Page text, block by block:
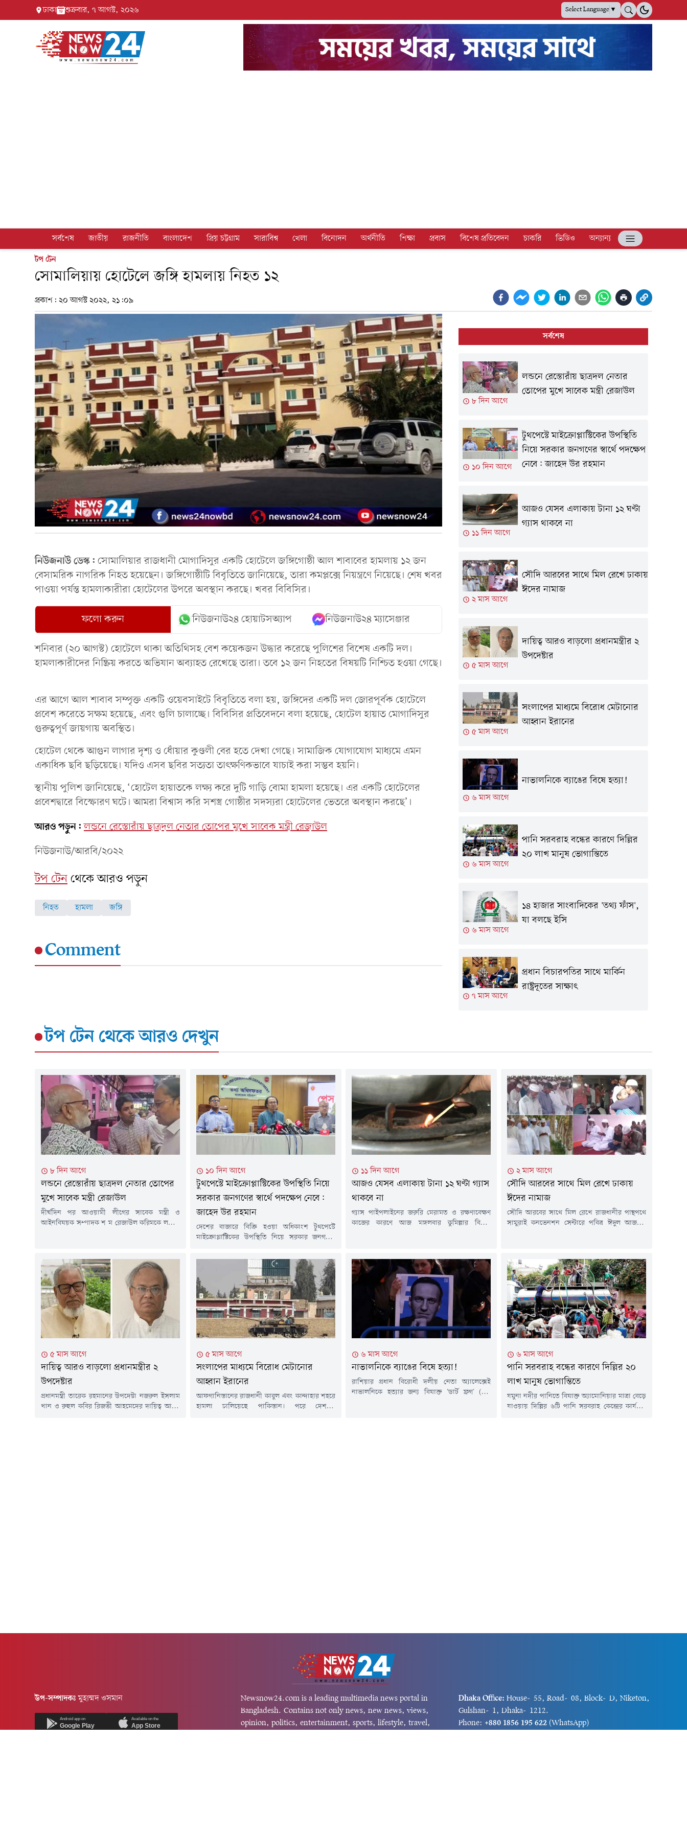
ঢাকা শুক্রবার, ৭ আগস্ট, ২০২৬ Select Language▼
সর্বশেষ জাতীয় রাজনীতি বাংলাদেশ প্রিয় চট্টগ্রাম সারাবিশ্ব খেলা বিনোদন অর্থনীতি শিক্ষা প্রবাস বিশেষ প্রতিবেদন চাকরি ভিডিও
অন্যান্য
টপ টেন
সোমালিয়ায় হোটেলে জঙ্গি হামলায় নিহত ১২
প্রকাশ: ২০ আগস্ট ২০২২, ২১:০৯
নিউজনাউ ডেস্ক: সোমালিয়ার রাজধানী মোগাদিসুর একটি হোটেলে জঙ্গিগোষ্ঠী আল শাবাবের হামলায় ১২ জন
বেসামরিক নাগরিক নিহত হয়েছেন। জঙ্গিগোষ্ঠীটি বিবৃতিতে জানিয়েছে, তারা কমপ্লক্সে নিয়ন্ত্রণে নিয়েছে। শেষ খবর
পাওয়া পর্যন্ত হামলাকারীরা হোটেলের উপরে অবস্থান করছে। খবর বিবিসির।
ফলো করুন নিউজনাউ২৪ হোয়াটসঅ্যাপ নিউজনাউ২৪ ম্যাসেঞ্জার
শনিবার (২০ আগস্ট) হোটেলে থাকা অতিথিসহ বেশ কয়েকজন উদ্ধার করেছে পুলিশের বিশেষ একটি দল।
হামলাকারীদের নিষ্ক্রিয় করতে অভিযান অব্যাহত রেখেছে তারা। তবে ১২ জন নিহতের বিষয়টি নিশ্চিত হওয়া গেছে।
এর আগে আল শাবাব সম্পৃক্ত একটি ওয়েবসাইটে বিবৃতিতে বলা হয়, জঙ্গিদের একটি দল জোরপূর্বক হোটেলে
প্রবেশ করেতে সক্ষম হয়েছে, এবং গুলি চালাচ্ছে। বিবিসির প্রতিবেদনে বলা হয়েছে, হোটেল হায়াত মোগাদিসুর
গুরুত্বপূর্ণ জায়গায় অবস্থিত।
হোটেল থেকে আগুন লাগার দৃশ্য ও ধোঁয়ার কুণ্ডলী বের হতে দেখা গেছে। সামাজিক যোগাযোগ মাধ্যমে এমন
একাধিক ছবি ছড়িয়েছে। যদিও এসব ছবির সত্যতা তাৎক্ষণিকভাবে যাচাই করা সম্ভব হয়নি।
স্থানীয় পুলিশ জানিয়েছে, ‘হোটেল হায়াতকে লক্ষ্য করে দুটি গাড়ি বোমা হামলা হয়েছে। এর একটি হোটেলের
প্রবেশদ্বারে বিস্ফোরণ ঘটে। আমরা বিশ্বাস করি সশস্ত্র গোষ্ঠীর সদস্যরা হোটেলের ভেতরে অবস্থান করছে’।
আরও পড়ুন: লন্ডনে রেস্তোরাঁয় ছাত্রদল নেতার তোপের মুখে সাবেক মন্ত্রী রেজাউল
নিউজনাউ/আরবি/২০২২
টপ টেনথেকে আরও পড়ুন
নিহত হামলা জঙ্গি
Comment
সর্বশেষ
৮ দিন আগে
লন্ডনে রেস্তোরাঁয় ছাত্রদল নেতার
তোপের মুখে সাবেক মন্ত্রী রেজাউল
১০ দিন আগে
টুথপেস্টে মাইক্রোপ্লাস্টিকের উপস্থিতি
নিয়ে সরকার জনগণের স্বার্থে পদক্ষেপ
নেবে: জাহেদ উর রহমান
১১ দিন আগে
আজও যেসব এলাকায় টানা ১২ ঘণ্টা
গ্যাস থাকবে না
২ মাস আগে
সৌদি আরবের সাথে মিল রেখে ঢাকায়
ঈদের নামাজ
৫ মাস আগে
দায়িত্ব আরও বাড়লো প্রধানমন্ত্রীর ২
উপদেষ্টার
৫ মাস আগে
সংলাপের মাধ্যমে বিরোধ মেটানোর
আহ্বান ইরানের
৬ মাস আগে
নাভালনিকে ব্যাঙের বিষে হত্যা!
৬ মাস আগে
পানি সরবরাহ বন্ধের কারণে দিল্লির
২০ লাখ মানুষ ভোগান্তিতে
৬ মাস আগে
১৪ হাজার সাংবাদিকের 'তথ্য ফাঁস',
যা বলছে ইসি
৭ মাস আগে
প্রধান বিচারপতির সাথে মার্কিন
রাষ্ট্রদূতের সাক্ষাৎ
টপ টেনথেকে আরও দেখুন
৮ দিন আগে
লন্ডনে রেস্তোরাঁয় ছাত্রদল নেতার তোপের
মুখে সাবেক মন্ত্রী রেজাউল
দীর্ঘদিন পর আওয়ামী লীগের সাবেক মন্ত্রী ও
আইনবিষয়ক সম্পাদক শ ম রেজাউল করিমকে লন্ডনে
রেজাউল করিম। এক ছাত্রদল নেতা তাকে উদ্দেশ করে
বলতে থাকেন, ১৭ বছর ধরে...
১০ দিন আগে
টুথপেস্টে মাইক্রোপ্লাস্টিকের উপস্থিতি নিয়ে
সরকার জনগণের স্বার্থে পদক্ষেপ নেবে:
জাহেদ উর রহমান
দেশের বাজারে বিক্রি হওয়া অধিকাংশ টুথপেস্টে
মাইক্রোপ্লাস্টিকের উপস্থিতি নিয়ে সরকার জনগণের
তথ্য ও সম্প্রচার উপদেষ্টা জাহেদ উর রহমান।মঙ্গলবার
(২৮ জুলাই) সচিবালয়ে সরকারের সাম্প্রতিক
কর্মকাণ্ডের তথ্য জানাতে আয়োজিত নিয়মিত সংবাদ
সম্মেলনে এক প্রশ্নের জবাবে এ কথা জানান তিনি।
দেশের বাজারে বিক্রি হওয়া বেশিরভাগ টুথপেস্টেই
মাইক্রোপ্লাস্টিকের উপস্থিতি...
১১ দিন আগে
আজও যেসব এলাকায় টানা ১২ ঘণ্টা গ্যাস
থাকবে না
গ্যাস পাইপলাইনের জরুরি মেরামত ও রক্ষণাবেক্ষণ
কাজের কারণে আজ মঙ্গলবার কুমিল্লার বিভিন্ন
ডিস্ট্রিবিউশন কোম্পানি লিমিটেডের আওতাধীন
এলাকায় পর্যায়ক্রমে এ রক্ষণাবেক্ষণ কাজ পরিচালিত
হবে। এ কারণে ২৮ জুলাই (মঙ্গলবার)...
২ মাস আগে
সৌদি আরবের সাথে মিল রেখে ঢাকায়
ঈদের নামাজ
সৌদি আরবের সাথে মিল রেখে রাজধানীর পান্থপথে
সামুরাই কনভেনশন সেন্টারে পবিত্র ঈদুল আজহার
এতে অংশ নেন কয়েকশ মুসল্লি।সৌদি আরবের সাথে
মিল রেখে রাজধানীর পান্থপথে সামুরাই কনভেনশন
সেন্টারে পবিত্র ঈদুল আজহার নামাজ অনুষ্ঠিত...
৫ মাস আগে
দায়িত্ব আরও বাড়লো প্রধানমন্ত্রীর ২
উপদেষ্টার
প্রধানমন্ত্রী তারেক রহমানের উপদেষ্টা নজরুল ইসলাম
খান ও রুহুল কবির রিজভী আহমেদের দায়িত্ব আরও
৫ মাস আগে
সংলাপের মাধ্যমে বিরোধ মেটানোর
আহ্বান ইরানের
আফগানিস্তানের রাজধানী কাবুল এবং কান্দাহার শহরে
হামলা চালিয়েছে পাকিস্তান। পরে দেশটির
৬ মাস আগে
নাভালনিকে ব্যাঙের বিষে হত্যা!
রাশিয়ার প্রধান বিরোধী দলীয় নেতা অ্যালেক্সেই
নাভালনিকে হত্যার জন্য বিষাক্ত 'ডার্ট ফ্রগ' (এক
৬ মাস আগে
পানি সরবরাহ বন্ধের কারণে দিল্লির ২০
লাখ মানুষ ভোগান্তিতে
যমুনা নদীর পানিতে বিষাক্ত অ্যামোনিয়ার মাত্রা বেড়ে
যাওয়ায় দিল্লির ৬টি পানি সরবরাহ কেন্দ্রের কার্যক্রম
উপ-সম্পাদকঃমুহাম্মদ ওসমান
Android app on
Google Play
Available on the
App Store
Newsnow24.com is a leading multimedia news portal in
Bangladesh. Contains not only news, new news, views,
opinion, politics, entertainment, sports, lifestyle, travel,
Dhaka Office: House-55, Road-08, Block-D, Niketon,
Gulshan-1, Dhaka-1212.
Phone: +880 1856 195 622 (WhatsApp)